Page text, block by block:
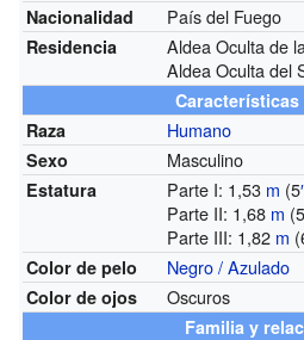
Nacionalidad País del Fuego
Residencia
Aldea Oculta de
Aldea Oculta del
Raza
Humano
Sexo Masculino
Estatura Parte I: 1,53 m (5′
Parte II: 1,68 m
Parte III: 1,82 m
Color de pelo Negro / Azulado
Color de ojos Oscuros
Familia y